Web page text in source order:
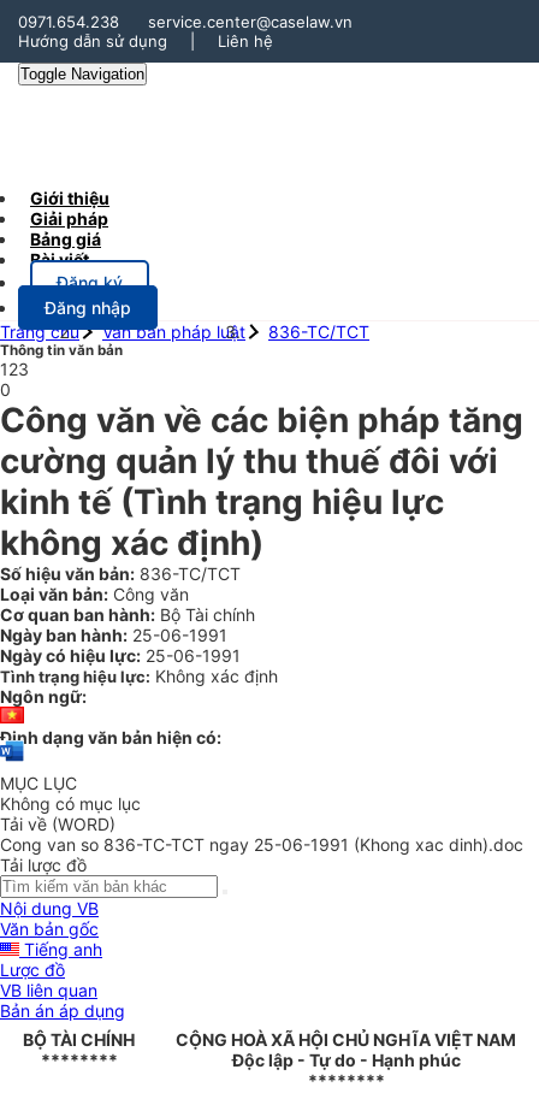
0971.654.238
service.center@caselaw.vn
Hướng dẫn sử dụng
Liên hệ
Toggle Navigation
Giới thiệu
Giải pháp
Bảng giá
Bài viết
Đăng ký
Đăng nhập
Trang chủ
Văn bản pháp luật 836-TC/TCT
Thông tin văn bản
123
0
Công văn về các biện pháp tăng
cường quản lý thu thuế đôi với
kinh tế(Tình trạng hiệu lực
không xác định)
Số hiệu văn bản: 836-TC/TCT
Loại văn bản: Công văn
Cơ quan ban hành: Bộ Tài chính
Ngày ban hành: 25-06-1991
Ngày có hiệu lực: 25-06-1991
Tình trạng hiệu lực: Không xác định
Ngôn ngữ:
Định dạng văn bản hiện có:
MỤC LỤC
Không có mục lục
Tải về (WORD)
Cong van so 836-TC-TCT ngay 25-06-1991 (Khong xac dinh).doc
Tải lược đồ
Nội dung VB
Văn bản gốc
Tiếng anh
Lược đồ
VB liên quan
Bản án áp dụng
BỘ TÀI CHÍNH
********
CỘNG HOÀ XÃ HỘI CHỦ NGHĨA VIỆT NAM
Độc lập - Tự do - Hạnh phúc
********